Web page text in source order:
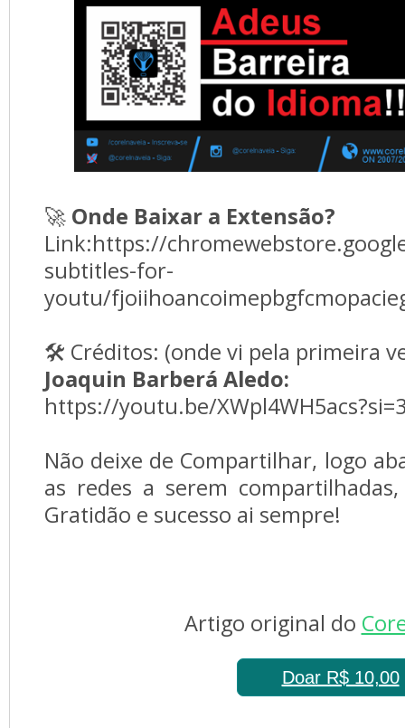
🚀 Onde Baixar a Extensão?
Link:https://
subtitles-for-
youtu/
🛠️ Créditos: (onde vi pela primeira
Joaquin Barberá Aledo:
https://youtu.be/
Não deixe de Compartilhar, logo
as redes a serem
Gratidão e sucesso ai sempre!
Artigo original do
Doar R$ 10,00